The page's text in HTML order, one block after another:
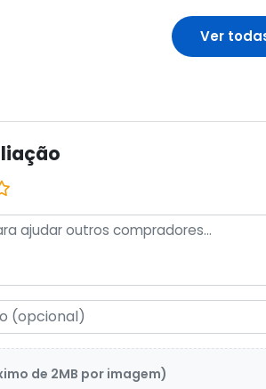
Ver
de 2MB por imagem)